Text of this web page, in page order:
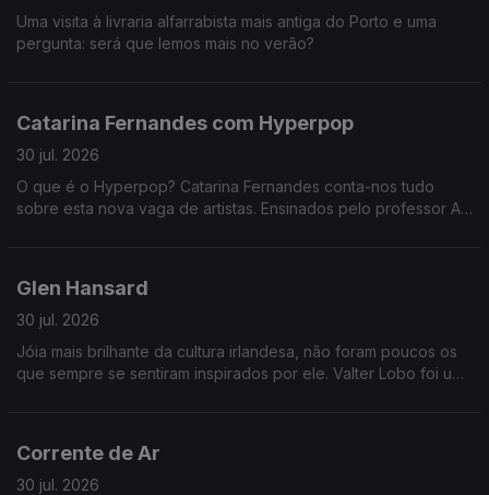
Uma visita à livraria alfarrabista mais antiga do Porto e uma
pergunta: será que lemos mais no verão?
Catarina Fernandes com Hyperpop
30 jul. 2026
O que é o Hyperpop? Catarina Fernandes conta-nos tudo
sobre esta nova vaga de artistas. Ensinados pelo professor AG
Glen Hansard
30 jul. 2026
Jóia mais brilhante da cultura irlandesa, não foram poucos os
que sempre se sentiram inspirados por ele. Valter Lobo foi um
Corrente de Ar
30 jul. 2026